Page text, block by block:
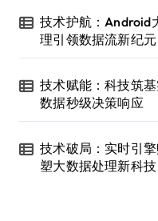
技术护航：Android
理引领数据流新纪元
技术赋能：科技筑
数据秒级决策响应
技术破局：实时引
塑大数据处理新科技